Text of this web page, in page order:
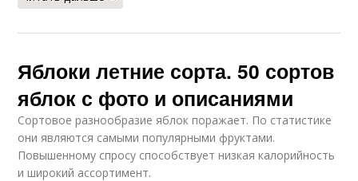
Яблоки летние сорта. 50 сортов
яблок с фото и описаниями
Сортовое разнообразие яблок поражает. По статистике
они являются самыми популярными фруктами.
Повышенному спросу способствует низкая калорийность
и широкий ассортимент.